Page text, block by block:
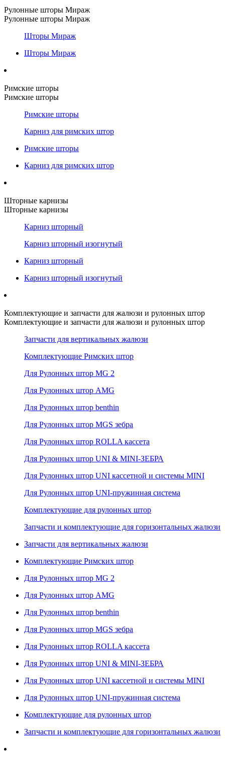
Рулонные шторы Мираж
Рулонные шторы Мираж
Шторы Мираж
Шторы Мираж
Римские шторы
Римские шторы
Римские шторы
Карниз для римских штор
Римские шторы
Карниз для римских штор
Шторные карнизы
Шторные карнизы
Карниз шторный
Карниз шторный изогнутый
Карниз шторный
Карниз шторный изогнутый
Комплектующие и запчасти для жалюзи и рулонных штор
Комплектующие и запчасти для жалюзи и рулонных штор
Запчасти для вертикальных жалюзи
Комплектующие Римских штор
Для Рулонных штор MG 2
Для Рулонных штор AMG
Для Рулонных штор benthin
Для Рулонных штор MGS зебра
Для Рулонных штор ROLLA кассета
Для Рулонных штор UNI & MINI-ЗЕБРА
Для Рулонных штор UNI кассетной и системы MINI
Для Рулонных штор UNI-пружинная система
Комплектующие для рулонных штор
Запчасти и комплектующие для горизонтальных жалюзи
Запчасти для вертикальных жалюзи
Комплектующие Римских штор
Для Рулонных штор MG 2
Для Рулонных штор AMG
Для Рулонных штор benthin
Для Рулонных штор MGS зебра
Для Рулонных штор ROLLA кассета
Для Рулонных штор UNI & MINI-ЗЕБРА
Для Рулонных штор UNI кассетной и системы MINI
Для Рулонных штор UNI-пружинная система
Комплектующие для рулонных штор
Запчасти и комплектующие для горизонтальных жалюзи